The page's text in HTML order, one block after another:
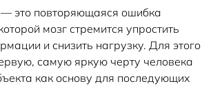
это повторяющаяся ошибка
мозг стремится упростить
и снизить нагрузку. Для этого
самую яркую черту человека
как основу для последующих